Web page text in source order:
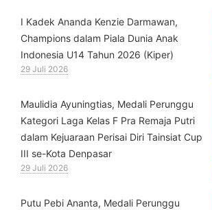
⁠I Kadek Ananda Kenzie Darmawan,
Champions dalam Piala Dunia Anak
Indonesia U14 Tahun 2026 (Kiper)
29 Juli 2026
⁠Maulidia Ayuningtias, Medali Perunggu
Kategori Laga Kelas F Pra Remaja Putri
dalam Kejuaraan Perisai Diri Tainsiat Cup
III se-Kota Denpasar
29 Juli 2026
Putu Pebi Ananta, Medali Perunggu